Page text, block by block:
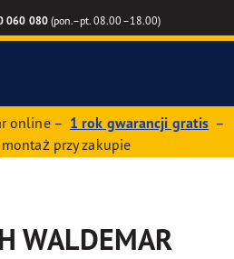
060 080(pon.–pt. 08.00–18.00)
online – 1 rok gwarancji gratis –
przy zakupie
WALDEMAR